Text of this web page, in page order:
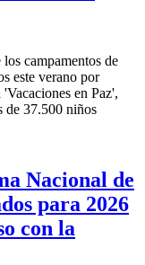
campamentos de
este verano por
en Paz',
de 37.500 niños
Nacional de
para 2026
con la